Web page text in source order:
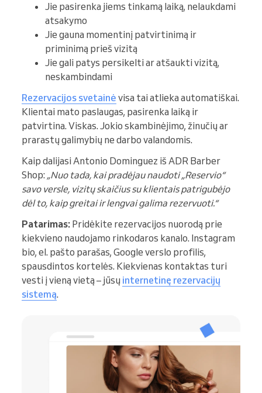
Jie pasirenka jiems tinkamą laiką, nelaukdami
atsakymo
Jie gauna momentinį patvirtinimą ir
priminimą prieš vizitą
Jie gali patys persikelti ar atšaukti vizitą,
neskambindami
Rezervacijos svetainė visa tai atlieka automatiškai.
Klientai mato paslaugas, pasirenka laiką ir
patvirtina. Viskas. Jokio skambinėjimo, žinučių ar
prarastų galimybių ne darbo valandomis.
Kaip dalijasi Antonio Dominguez iš ADR Barber
Shop: „Nuo tada, kai pradėjau naudoti „Reservio“
savo versle, vizitų skaičius su klientais patrigubėjo
dėl to, kaip greitai ir lengvai galima rezervuoti.“
Patarimas: Pridėkite rezervacijos nuorodą prie
kiekvieno naudojamo rinkodaros kanalo. Instagram
bio, el. pašto parašas, Google verslo profilis,
spausdintos kortelės. Kiekvienas kontaktas turi
vesti į vieną vietą – jūsų internetinę rezervacijų
sistemą.